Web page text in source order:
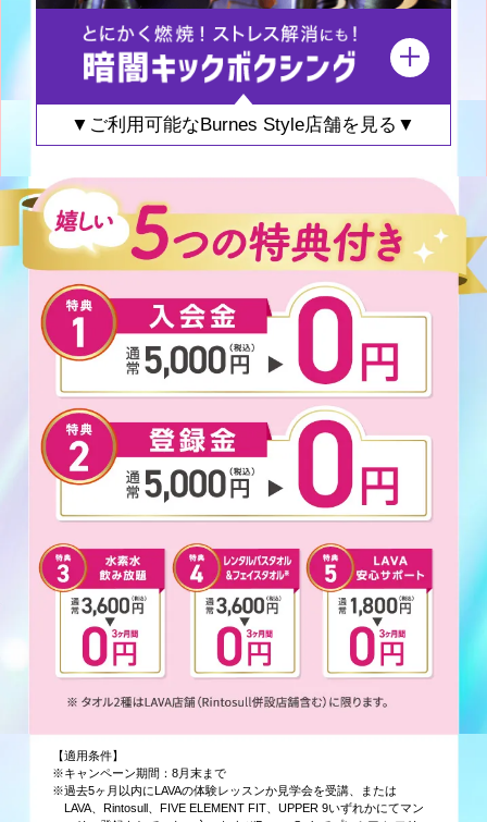
▼ご利用可能なBurnes Style店舗を見る▼
【適用条件】
※キャンペーン期間：8月末まで
※過去5ヶ月以内にLAVAの体験レッスンか見学会を受講、または
LAVA、Rintosull、FIVE ELEMENT FIT、UPPER 9いずれかにてマン